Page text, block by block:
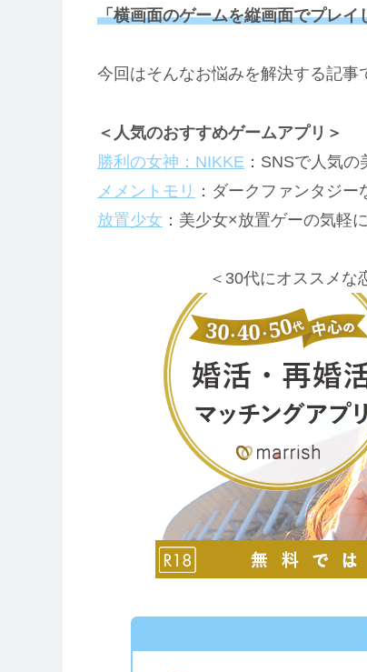
「横画面のゲームを縦画面でプレ
今回はそんなお悩みを解決する記事
＜人気のおすすめゲームアプリ＞
勝利の女神：NIKKE ：SNSで人気
メメントモリ ：ダークファンタジ
放置少女 ：美少女×放置ゲーの気軽
＜30代にオススメな